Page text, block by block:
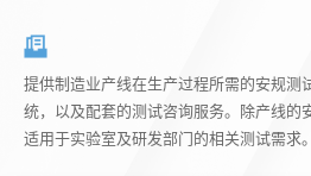
提供制造业产线在生产过程所需的安规测
统，以及配套的测试咨询服务。除产线的
适用于实验室及研发部门的相关测试需求。